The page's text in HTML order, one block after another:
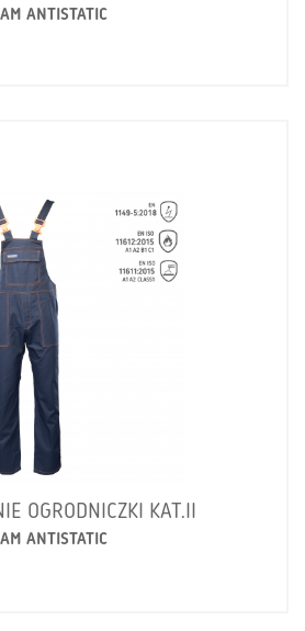
ANTISTATIC
OGRODNICZKI KAT.II
ANTISTATIC